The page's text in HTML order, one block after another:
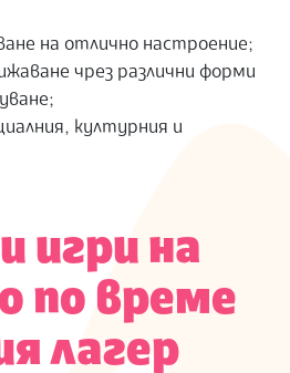
на отлично настроение;
чрез различни форми
културния и
игри на
по време
лагер